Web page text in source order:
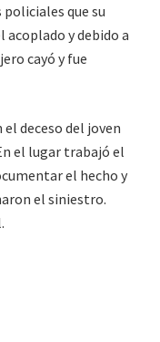
que su
y debido a
cayó y fue
deceso del joven
el lugar trabajó el
el hecho y
el siniestro.